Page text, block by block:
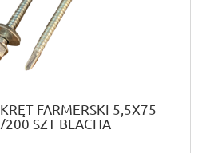
FARMERSKI 5,5X75
200 SZT BLACHA